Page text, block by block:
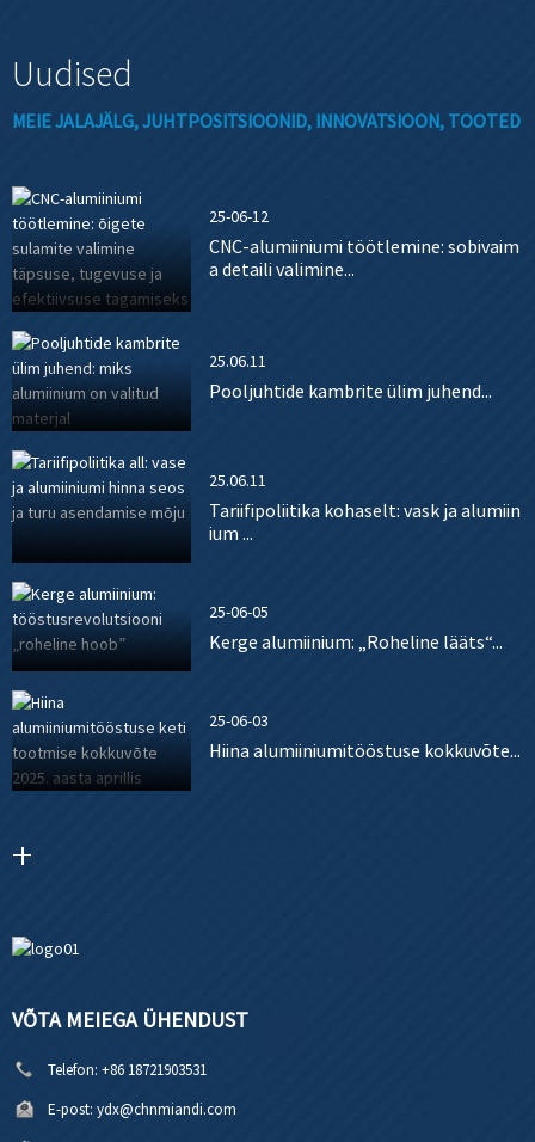
Uudised
MEIE JALAJÄLG, JUHTPOSITSIOONID, INNOVATSIOON, TOOTED
25-06-12
CNC-alumiiniumi töötlemine: sobivaim
a detaili valimine...
25.06.11
Pooljuhtide kambrite ülim juhend...
25.06.11
Tariifipoliitika kohaselt: vask ja alumiin
ium ...
25-06-05
Kerge alumiinium: „Roheline lääts“...
25-06-03
Hiina alumiiniumitööstuse kokkuvõte...
VÕTA MEIEGA ÜHENDUST
Telefon: +86 18721903531
E-post: ydx@chnmiandi.com